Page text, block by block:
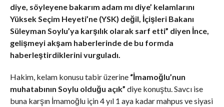
diye, söyleyene bakarım adam mı diye’ kelamlarını
Yüksek Seçim Heyeti’ne (YSK) değil, İçişleri Bakanı
Süleyman Soylu’ya karşılık olarak sarf etti” diyen İnce,
gelişmeyi akşam haberlerinde de bu formda
haberleştirdiklerini vurguladı.
Hakim, kelam konusu tabir üzerine “İmamoğlu’nun
muhatabının Soylu olduğu açık” diye konuştu. Savcı ise
buna karşın İmamoğlu için 4 yıl 1 aya kadar mahpus ve siyasi